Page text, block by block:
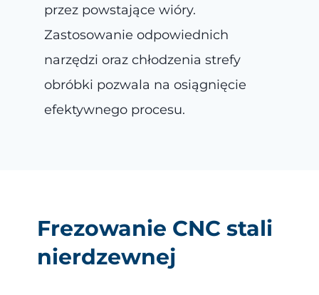
przez powstające wióry.
Zastosowanie odpowiednich
narzędzi oraz chłodzenia strefy
obróbki pozwala na osiągnięcie
efektywnego procesu.
Frezowanie CNC stali
nierdzewnej